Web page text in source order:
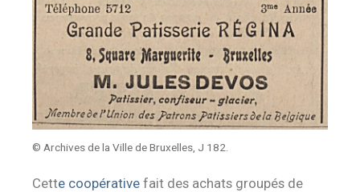
© Archives de la Ville de Bruxelles, J 182.
Cette coopérative fait des achats groupés de